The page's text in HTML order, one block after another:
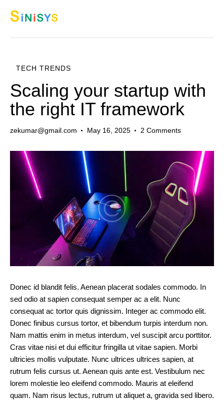
TECH TRENDS
Scaling your startup with
the right IT framework
zekumar@gmail.com May 16, 2025 2 Comments
Donec id blandit felis. Aenean placerat sodales commodo. In
sed odio at sapien consequat semper ac a elit. Nunc
consequat ac tortor quis dignissim. Integer ac commodo elit.
Donec finibus cursus tortor, et bibendum turpis interdum non.
Nam mattis enim in metus interdum, vel suscipit arcu porttitor.
Cras vitae nisi et dui efficitur fringilla ut vitae sapien. Morbi
ultricies mollis vulputate. Nunc ultrices ultrices sapien, at
rutrum felis cursus ut. Aenean quis ante est. Vestibulum nec
lorem molestie leo eleifend commodo. Mauris at eleifend
quam. Nam risus lectus, rutrum ut aliquet a, gravida sed libero.